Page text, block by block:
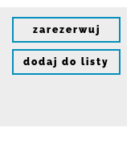
zarezerwuj
dodaj do listy